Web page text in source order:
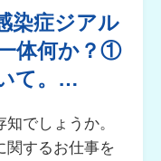
染症ジアル
体何か？①
て。…
でしょうか。
関するお仕事を